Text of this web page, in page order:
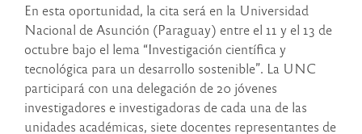
En esta oportunidad, la cita será en la Universidad
Nacional de Asunción (Paraguay) entre el 11 y el 13 de
octubre bajo el lema “Investigación científica y
tecnológica para un desarrollo sostenible”. La UNC
participará con una delegación de 20 jóvenes
investigadores e investigadoras de cada una de las
unidades académicas, siete docentes representantes de